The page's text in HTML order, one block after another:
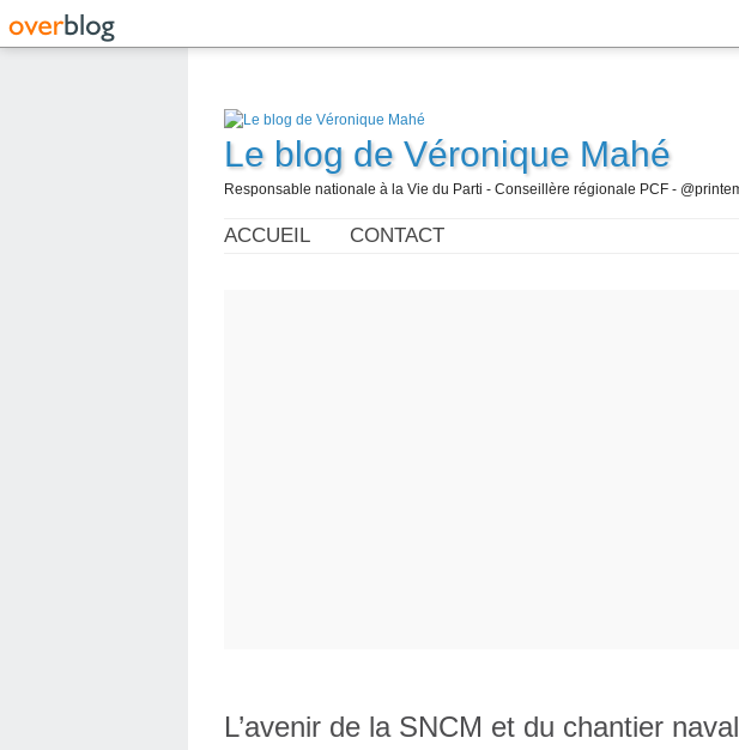
Le blog de Véronique Mahé
Responsable nationale à la Vie du Parti - Conseillère régionale PCF -
ACCUEIL CONTACT
L’avenir de la SNCM et du chantier